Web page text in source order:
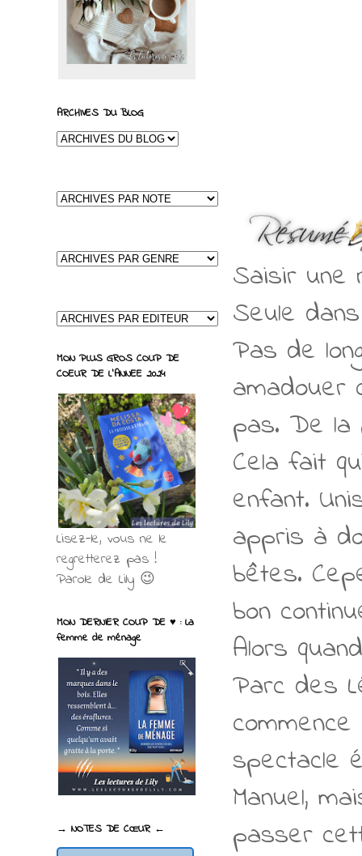
Saisir une
Seule
Pas de
amadouer
pas. De la
Cela fait
enfant.
appris à
bêtes.
bon
Alors
Parc des
spectacle
Manuel,
passer
ARCHIVES DU BLOG
MON PLUS GROS COUP DE
COEUR DE L'ANNEE 2024
Lisez-le, vous ne le
regretterez pas !
Parole de Lily 😉
MON DERNIER COUP DE ♥ : La
femme de ménage
→ NOTES DE CŒUR ←